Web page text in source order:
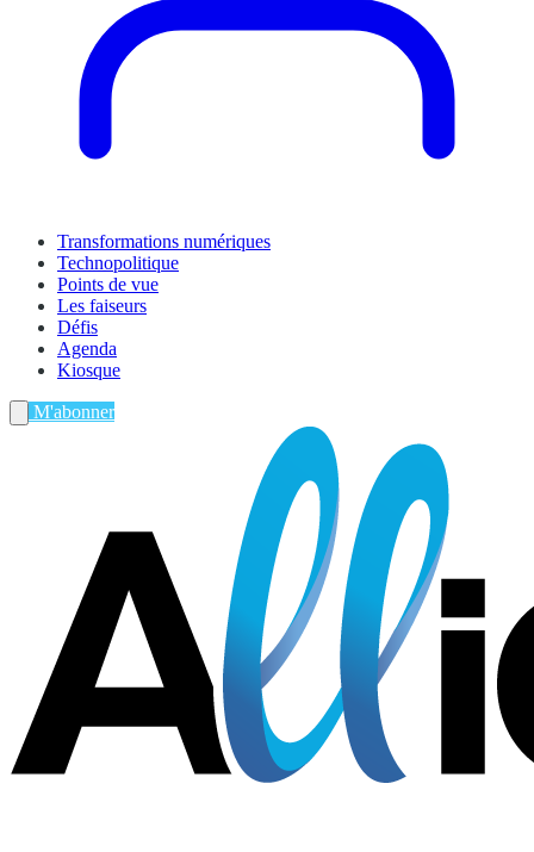
Transformations numériques
Technopolitique
Points de vue
Les faiseurs
Défis
Agenda
Kiosque
M'abonner